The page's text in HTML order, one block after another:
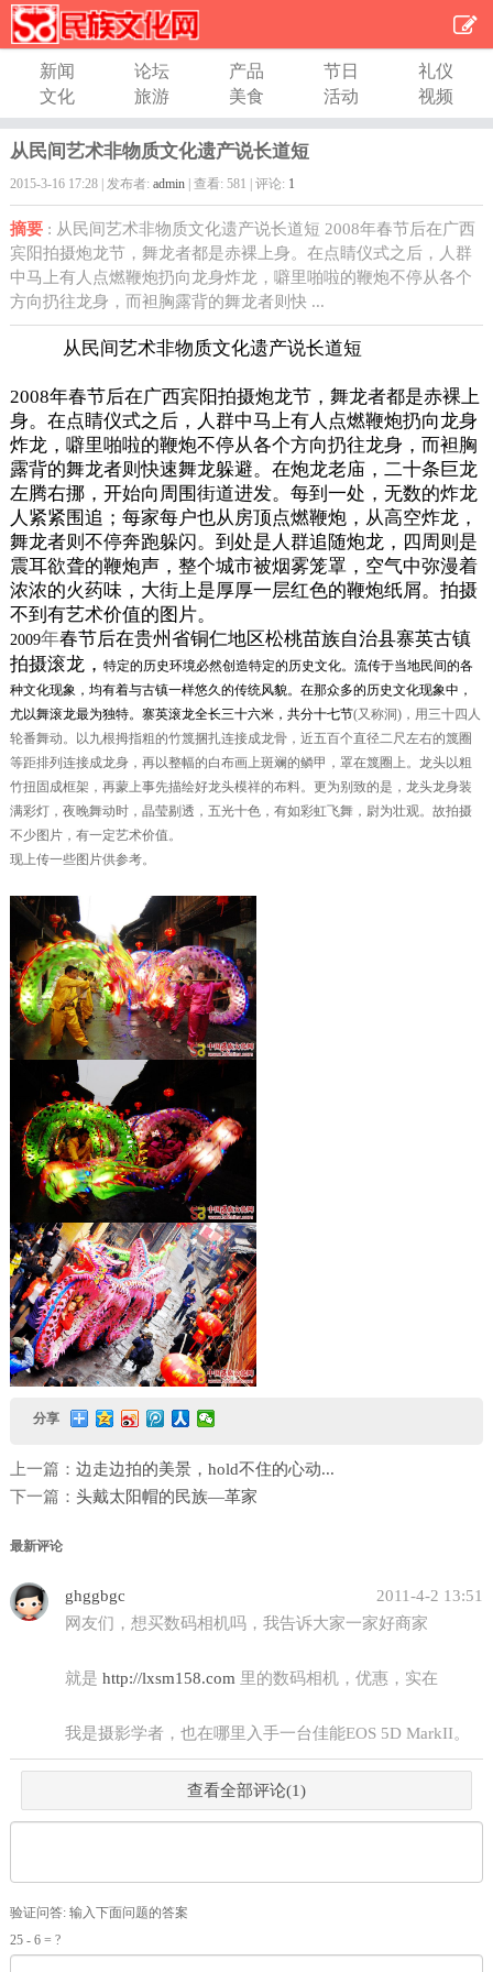
新闻 论坛 产品 节日
礼仪
文化
旅游 美食 活动 视频
从民间艺术非物质文化遗产说长道短
2015-3-16 17:28| 发布者: admin| 查看: 581 评论: 1
摘要: 从民间艺术非物质文化遗产说长道短 2008年春节后在广西
宾阳拍摄炮龙节，舞龙者都是赤裸上身。在点睛仪式之后，人群
中马上有人点燃鞭炮扔向龙身炸龙，噼里啪啦的鞭炮不停从各个
方向扔往龙身，而袒胸露背的舞龙者则快 ...
从民间艺术非物质文化遗产说长道短
2008年春节后在广西宾阳拍摄炮龙节， 舞龙者都是赤裸上
身。在点睛仪式之后，人群中马上有人点燃鞭炮扔向龙身
炸龙，噼里啪啦的鞭炮不停从各个方向扔往龙身，而袒胸
露背的舞龙者则快速舞龙躲避。在炮龙老庙，二十条巨龙
左腾右挪，开始向周围街道进发。每到一处，无数的炸龙
人紧紧围追；每家每户也从房顶点燃鞭炮，从高空炸龙，
舞龙者则不停奔跑躲闪。到处是人群追随炮龙，四周则是
震耳欲聋的鞭炮声，整个城市被烟雾笼罩，空气中弥漫着
浓浓的火药味，大街上是厚厚一层红色的鞭炮纸屑。拍摄
不到有艺术价值的图片。
2009年春节后在贵州省铜仁地区松桃苗族自治县寨英古镇
拍摄滚龙， 特定的历史环境必然创造特定的历史文化。流传于当地民间的各
种文化现象，均有着与古镇一样悠久的传统风貌。在那众多的历史文化现象中，
尤以舞滚龙最为独特。寨英滚龙全长三十六米，共分十七节(又称洞)，用三十四人
轮番舞动。以九根拇指粗的竹篾捆扎连接成龙骨，近五百个直径二尺左右的篾圈
等距排列连接成龙身，再以整幅的白布画上斑斓的鳞甲，罩在篾圈上。龙头以粗
竹扭固成框架，再蒙上事先描绘好龙头模祥的布料。更为别致的是，龙头龙身装
满彩灯，夜晚舞动时，晶莹剔透，五光十色，有如彩虹飞舞，尉为壮观。故拍摄
不少图片，有一定艺术价值。
现上传一些图片供参考。
分享
上一篇： 边走边拍的美景，hold不住的心动...
下一篇： 头戴太阳帽的民族—革家
最新评论
ghggbgc
2011-4-2 13:51
网友们，想买数码相机吗，我告诉大家一家好商家
就是 http://lxsm158.com里的数码相机，优惠，实在
我是摄影学者，也在哪里入手一台佳能EOS 5D MarkII。
查看全部评论(1)
验证问答: 输入下面问题的答案
25 - 6 = ?